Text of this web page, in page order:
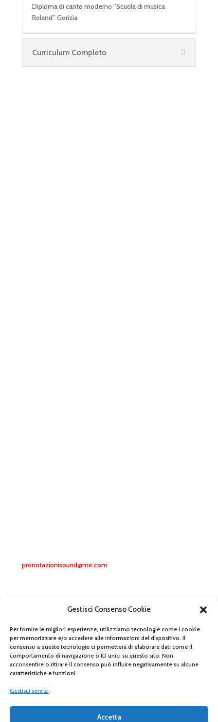
Gestisci Consenso Cookie
Per fornire le migliori esperienze, utilizziamo tecnologie come i cookie
per memorizzare e/o accedere alle informazioni del dispositivo. Il
consenso a queste tecnologie ci permetterà di elaborare dati come il
comportamento di navigazione o ID unici su questo sito. Non
acconsentire o ritirare il consenso può influire negativamente su alcune
caratteristiche e funzioni.
Gestisci servizi
Accetta
Diploma di canto moderno “Scuola di musica
Roland” Gorizia
Curriculum Completo
prenotazionisound@me.com
© SOUND WORKSHOP -Privacy Policy
https://www.michelasevergnini.it
Segui